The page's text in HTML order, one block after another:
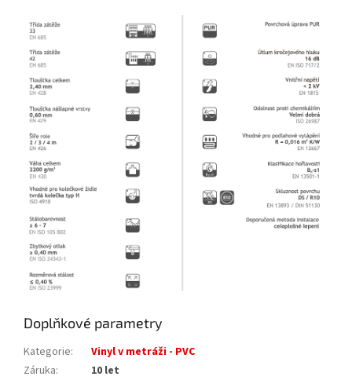
Doplňkové parametry
Kategorie:
Vinyl v metráži - PVC
Záruka:
10 let